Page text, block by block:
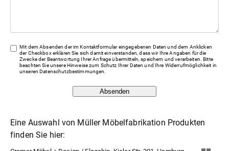
Mit dem Absenden der im Kontaktformular eingegebenen Daten und dem Anklicken
der Checkbox erklären Sie sich damit einverstanden, dass wir Ihre Angaben für die
Zwecke der Beantwortung Ihrer Anfrage übermitteln, speichern und verarbeiten. Bitte
beachten Sie unsere Hinweise zum Schutz Ihrer Daten und Ihre Widerrufmöglichkeit in
unserenDatenschutzbestimmungen
Absenden
Eine Auswahl von Müller Möbelfabrikation Produkten
finden Sie hier: